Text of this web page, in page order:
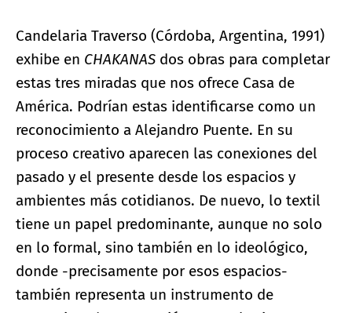
Candelaria Traverso (Córdoba, Argentina, 1991)
exhibe en CHAKANAS dos obras para completar
estas tres miradas que nos ofrece Casa de
América. Podrían estas identificarse como un
reconocimiento a Alejandro Puente. En su
proceso creativo aparecen las conexiones del
pasado y el presente desde los espacios y
ambientes más cotidianos. De nuevo, lo textil
tiene un papel predominante, aunque no solo
en lo formal, sino también en lo ideológico,
donde -precisamente por esos espacios-
también representa un instrumento de